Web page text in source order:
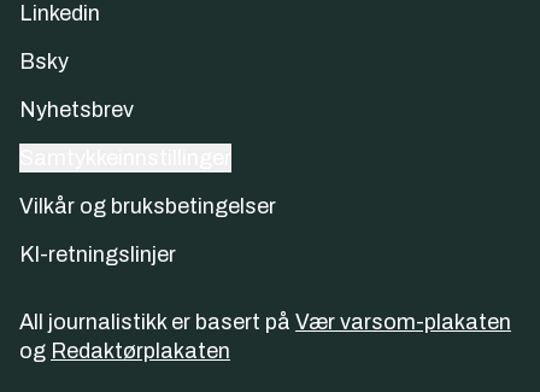
Linkedin
Bsky
Nyhetsbrev
Vilkår og bruksbetingelser
KI-retningslinjer
All journalistikk er basert på Vær varsom-plakaten
og Redaktørplakaten